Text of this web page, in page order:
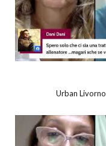
Urban Livorno